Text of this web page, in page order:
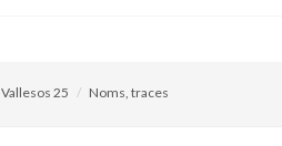
Vallesos 25 Noms, traces